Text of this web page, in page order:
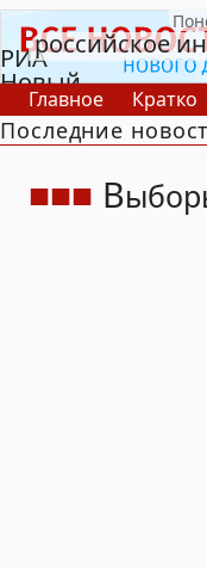
РИА
Новый
День
российское
Главное Кратко
В России
В мире
Последние
В